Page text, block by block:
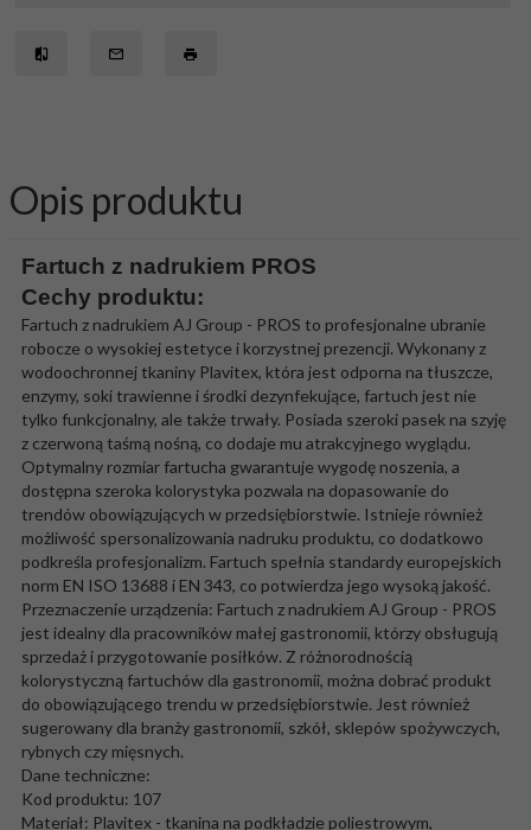
Opis produktu
Fartuch z nadrukiem PROS
Cechy produktu:
Fartuch z nadrukiem AJ Group - PROS to profesjonalne ubranie
robocze o wysokiej estetyce i korzystnej prezencji. Wykonany z
wodoochronnej tkaniny Plavitex, która jest odporna na tłuszcze,
enzymy, soki trawienne i środki dezynfekujące, fartuch jest nie
tylko funkcjonalny, ale także trwały. Posiada szeroki pasek na szyję
z czerwoną taśmą nośną, co dodaje mu atrakcyjnego wyglądu.
Optymalny rozmiar fartucha gwarantuje wygodę noszenia, a
dostępna szeroka kolorystyka pozwala na dopasowanie do
trendów obowiązujących w przedsiębiorstwie. Istnieje również
możliwość spersonalizowania nadruku produktu, co dodatkowo
podkreśla profesjonalizm. Fartuch spełnia standardy europejskich
norm EN ISO 13688 i EN 343, co potwierdza jego wysoką jakość.
Przeznaczenie urządzenia: Fartuch z nadrukiem AJ Group - PROS
jest idealny dla pracowników małej gastronomii, którzy obsługują
sprzedaż i przygotowanie posiłków. Z różnorodnością
kolorystyczną fartuchów dla gastronomii, można dobrać produkt
do obowiązującego trendu w przedsiębiorstwie. Jest również
sugerowany dla branży gastronomii, szkół, sklepów spożywczych,
rybnych czy mięsnych.
Dane techniczne:
Kod produktu: 107
Materiał: Plavitex - tkanina na podkładzie poliestrowym,